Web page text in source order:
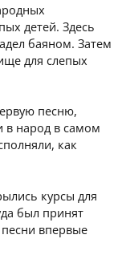
детей. Здесь
баяном. Затем
для слепых
песню,
в народ в самом
как
курсы для
был принят
впервые